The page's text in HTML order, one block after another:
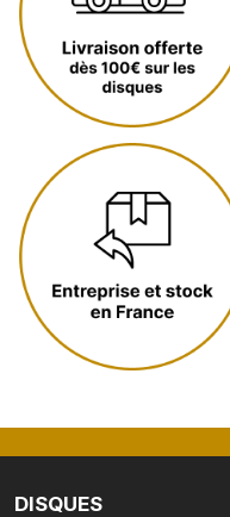
DISQUES